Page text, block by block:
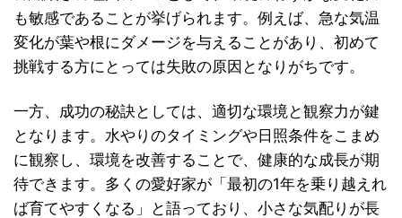
も敏感であることが挙げられます。例えば、急な気温
変化が葉や根にダメージを与えることがあり、初めて
挑戦する方にとっては失敗の原因となりがちです。
一方、成功の秘訣としては、適切な環境と観察力が鍵
となります。水やりのタイミングや日照条件をこまめ
に観察し、環境を改善することで、健康的な成長が期
待できます。多くの愛好家が「最初の1年を乗り越えれ
ば育てやすくなる」と語っており、小さな気配りが長